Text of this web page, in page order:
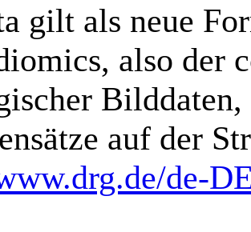
gilt als neue
also der
auf der
de-